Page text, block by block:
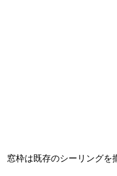
窓枠は既存のシーリングを